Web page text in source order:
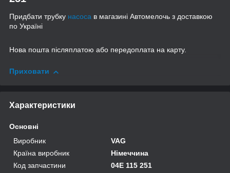
Придбати трубку насоса в магазині Автомелочь з доставкою
по Україні
Нова пошта післяплатою або передоплата на карту.
Приховати
Характеристики
Основні
Виробник
VAG
Країна виробник
Німеччина
Код запчастини
04E 115 251